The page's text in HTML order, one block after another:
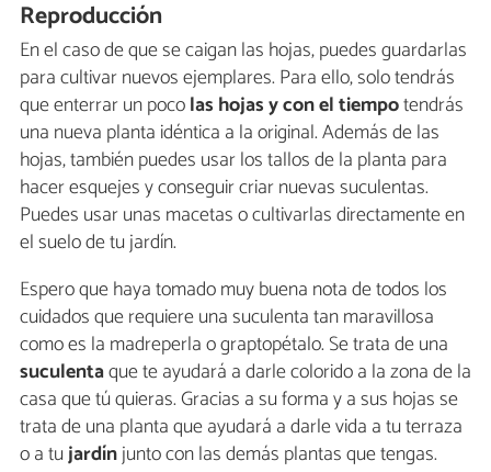
Reproducción
En el caso de que se caigan las hojas, puedes guardarlas
para cultivar nuevos ejemplares. Para ello, solo tendrás
que enterrar un pocolas hojas y con el tiempotendrás
una nueva planta idéntica a la original. Además de las
hojas, también puedes usar los tallos de la planta para
hacer esquejes y conseguir criar nuevas suculentas.
Puedes usar unas macetas o cultivarlas directamente en
el suelo de tu jardín.
Espero que haya tomado muy buena nota de todos los
cuidados que requiere una suculenta tan maravillosa
como es la madreperla o graptopétalo. Se trata de una
suculentaque te ayudará a darle colorido a la zona de la
casa que tú quieras. Gracias a su forma y a sus hojas se
trata de una planta que ayudará a darle vida a tu terraza
o a tujardínjunto con las demás plantas que tengas.